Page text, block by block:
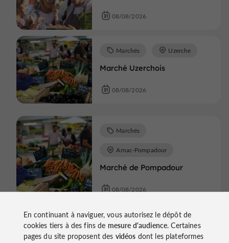
08/08/2026
Marché Uzerchois
Marchés Uzerche
08/08/2026
Marché de Pompadour
Marchés
Arnac-Pompadour
08/08/2026
Marchés Tulle
En continuant à naviguer, vous autorisez le dépôt de
cookies tiers à des fins de mesure d'audience. Certaines
pages du site proposent des vidéos dont les plateformes